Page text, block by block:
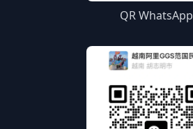
QR WhatsApp